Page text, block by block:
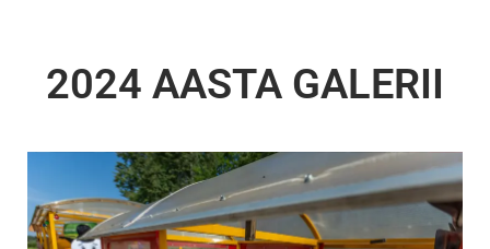
2024 AASTA GALERII